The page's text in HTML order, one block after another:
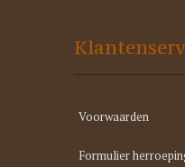
Voorwaarden
Formulier